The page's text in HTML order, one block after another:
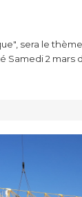
sera le
Samedi 2 mars